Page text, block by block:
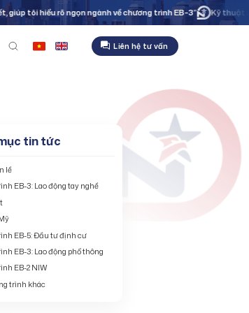
rõ ngọn ngành về chương trình EB-3” Kỹ thuật viên bảo trì
Liên hệ tư vấn
tin tức
lề
EB-3: Lao động tay nghề
EB-5: Đầu tư định cư
EB-3: Lao động phổ thông
EB-2 NIW
trình khác